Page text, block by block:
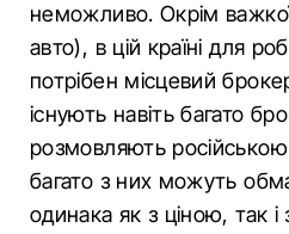
неможливо. Окрім
авто), в цій країні для
потрібен місцевий
існують навіть багато
розмовляють
багато з них можуть
одинака як з ціною, так